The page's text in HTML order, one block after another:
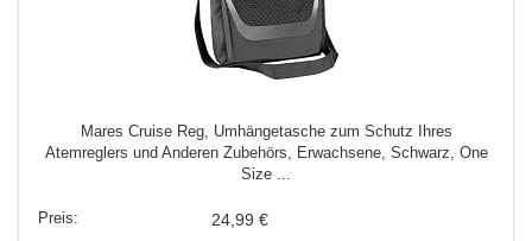
Mares Cruise Reg, Umhängetasche zum Schutz Ihres
Atemreglers und Anderen Zubehörs, Erwachsene, Schwarz, One
Size ...
24,99 €